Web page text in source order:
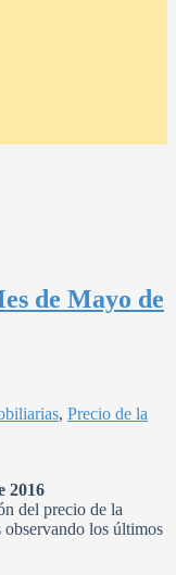
de Mayo de
, Precio de la
2016
del precio de la
los últimos